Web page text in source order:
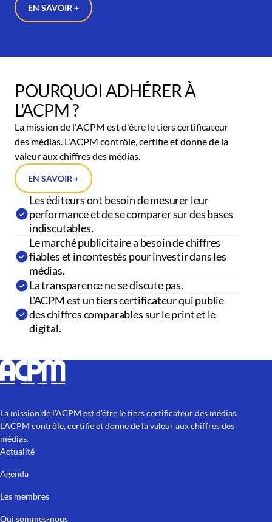
EN SAVOIR +
POURQUOI ADHÉRER À
L'ACPM ?
La mission de l'ACPM est d'être le tiers certificateur
des médias. L'ACPM contrôle, certifie et donne de la
valeur aux chiffres des médias.
EN SAVOIR +
Les éditeurs ont besoin de mesurer leur
performance et de se comparer sur des bases
indiscutables.
Le marché publicitaire a besoin de chiffres
fiables et incontestés pour investir dans les
médias.
La transparence ne se discute pas.
L'ACPM est un tiers certificateur qui publie
des chiffres comparables sur le print et le
digital.
La mission de l'ACPM est d'être le tiers certificateur des médias.
L'ACPM contrôle, certifie et donne de la valeur aux chiffres des
médias.
Actualité
Agenda
Les membres
Qui sommes-nous